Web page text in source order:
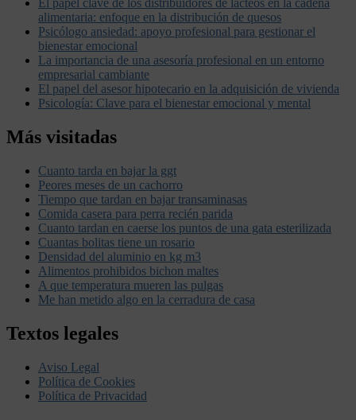
El papel clave de los distribuidores de lácteos en la cadena
alimentaria: enfoque en la distribución de quesos
Psicólogo ansiedad: apoyo profesional para gestionar el
bienestar emocional
La importancia de una asesoría profesional en un entorno
empresarial cambiante
El papel del asesor hipotecario en la adquisición de vivienda
Psicología: Clave para el bienestar emocional y mental
Más visitadas
Cuanto tarda en bajar la ggt
Peores meses de un cachorro
Tiempo que tardan en bajar transaminasas
Comida casera para perra recién parida
Cuanto tardan en caerse los puntos de una gata esterilizada
Cuantas bolitas tiene un rosario
Densidad del aluminio en kg m3
Alimentos prohibidos bichon maltes
A que temperatura mueren las pulgas
Me han metido algo en la cerradura de casa
Textos legales
Aviso Legal
Política de Cookies
Política de Privacidad